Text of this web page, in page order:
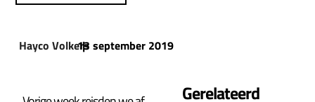
Hayco Volkers
|
13 september 2019
Gerelateerd